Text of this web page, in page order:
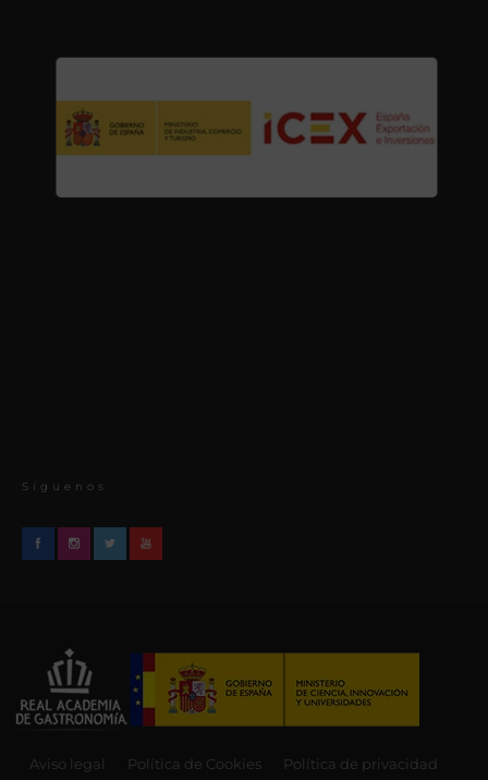
Síguenos
Aviso legal Política de Cookies Política de privacidad